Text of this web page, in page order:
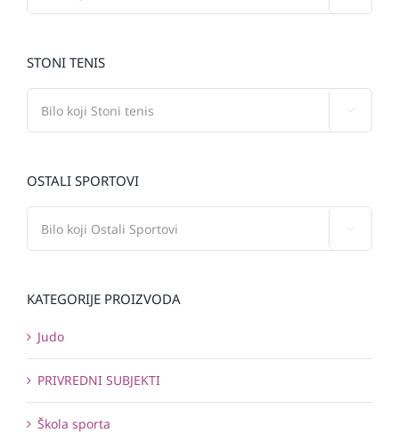
STONI TENIS
OSTALI SPORTOVI
KATEGORIJE PROIZVODA
Judo
PRIVREDNI SUBJEKTI
Škola sporta